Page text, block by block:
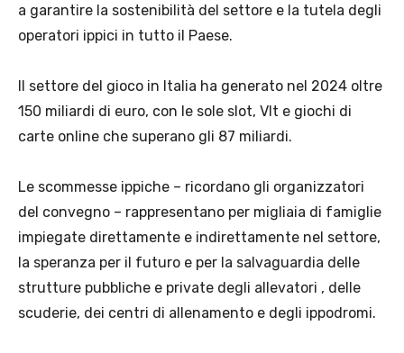
a garantire la sostenibilità del settore e la tutela degli
operatori ippici in tutto il Paese.
Il settore del gioco in Italia ha generato nel 2024 oltre
150 miliardi di euro, con le sole slot, Vlt e giochi di
carte online che superano gli 87 miliardi.
Le scommesse ippiche – ricordano gli organizzatori
del convegno – rappresentano per migliaia di famiglie
impiegate direttamente e indirettamente nel settore,
la speranza per il futuro e per la salvaguardia delle
strutture pubbliche e private degli allevatori , delle
scuderie, dei centri di allenamento e degli ippodromi.